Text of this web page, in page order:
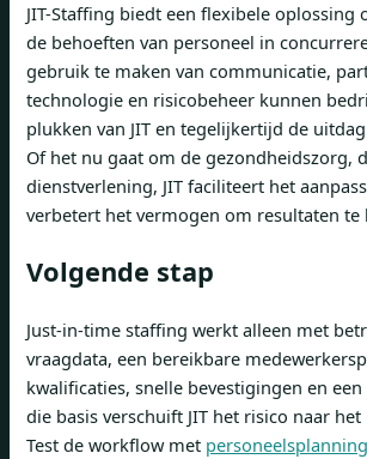
JIT-Staffing biedt een flexibele oplossing
de behoeften van personeel in
gebruik te maken van communicatie,
technologie en risicobeheer kunnen
plukken van JIT en tegelijkertijd de
Of het nu gaat om de gezondheidszorg,
dienstverlening, JIT faciliteert het
verbetert het vermogen om resultaten te
Volgende stap
Just-in-time staffing werkt alleen met
vraagdata, een bereikbare
kwalificaties, snelle bevestigingen en
die basis verschuift JIT het risico naar
Test de workflow met